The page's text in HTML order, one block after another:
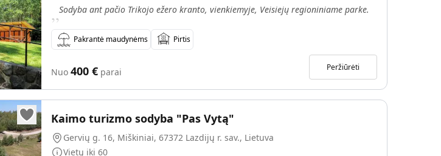
„Sodyba ant pačio Trikojo ežero kranto, vienkiemyje, Veisiejų regioniniame parke.
Pakrantė maudynėms Pirtis
Nuo 400€ parai Peržiūrėti
Kaimo turizmo sodyba "Pas Vytą"
Gervių g. 16, Miškiniai, 67372 Lazdijų r. sav., Lietuva
Vietų iki 60